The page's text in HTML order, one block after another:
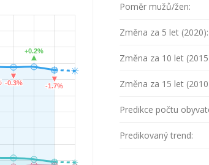
Poměr mužů/žen:
Změna za 5 let (2020):
Změna za 10 let
Změna za 15 let
Predikce počtu
Predikovaný trend: